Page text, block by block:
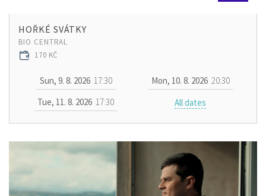
HOŘKÉ SVÁTKY
BIO CENTRAL
170 KČ
Sun, 9. 8. 2026 17:30 Mon, 10. 8. 2026 20:30
Tue, 11. 8. 2026 17:30 All dates